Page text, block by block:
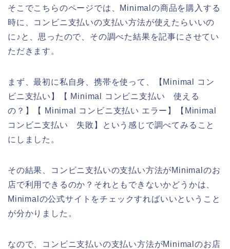
そこでこちらのページでは、Minimalの商品を購入する
時に、コンビニ支払いの支払い方法が使えたらいいの
に♪と、思ったので、その調べた結果を記事にさせてい
ただきます。
まず、最初に私自身、携帯を使って、【Minimal コン
ビニ支払い】【 Minimal コンビニ支払い 使える
の？】【 Minimal コンビニ支払い エラー】【Minimal
コンビニ支払い 失敗】という感じで調べてみること
にしました。
その結果、コンビニ支払いの支払い方法がMinimalのお
店で利用できるのか？それともできないかどうかは、
Minimalの公式サイトをチェックすればいいということ
が分かりました。
なので、コンビニ支払いの支払い方法がMinimalのお店